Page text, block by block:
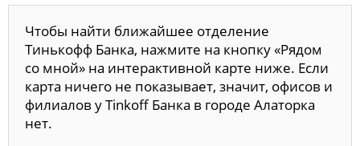
Чтобы найти ближайшее отделение
Тинькофф Банка, нажмите на кнопку «Рядом
со мной» на интерактивной карте ниже. Если
карта ничего не показывает, значит, офисов и
филиалов у Tinkoff Банка в городе Алаторка
нет.